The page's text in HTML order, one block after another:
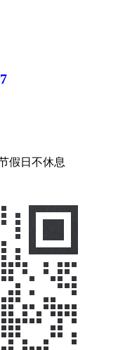
假日不休息